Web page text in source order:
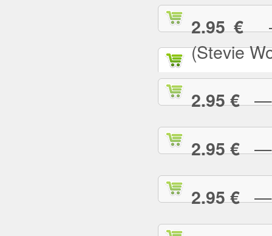
2.95 €—
(Stevie
2.95 €—
2.95 €—
2.95 €—